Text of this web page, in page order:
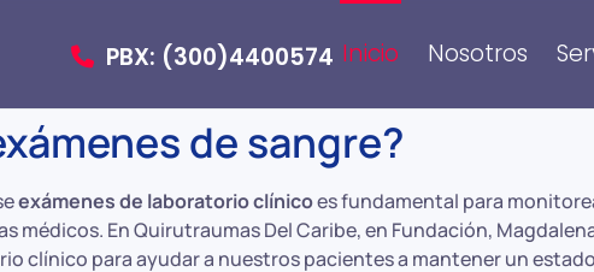
PBX: (300)4400574 Inicio Nosotros
de sangre?
exámenes de laboratorio clínicoes fundamental para
médicos. En Quirutraumas Del Caribe, en Fundación,
clínico para ayudar a nuestros pacientes a mantener un